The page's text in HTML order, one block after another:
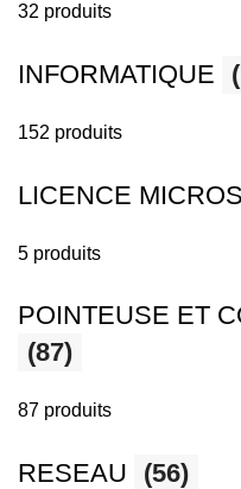
32 produits
INFORMATIQUE
152 produits
LICENCE
5 produits
POINTEUSE ET
(87)
87 produits
RESEAU (56)